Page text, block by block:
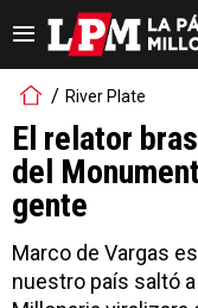
River Plate
El relator
del
gente
Marco de Vargas
nuestro país saltó